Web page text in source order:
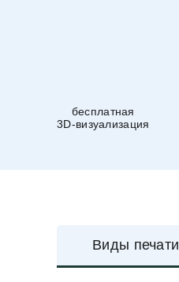
бесплатная
3D-визуализация
Виды печати